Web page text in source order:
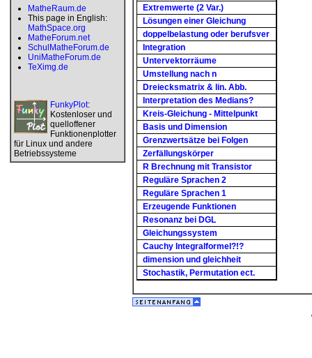
MatheRaum.de
This page in English:
MathSpace.org
MatheForum.net
SchulMatheForum.de
UniMatheForum.de
TeXimg.de
FunkyPlot:
Kostenloser und
quelloffener
Funktionenplotter
für Linux und andere
Betriebssysteme
Extremwerte (2 Var.)
Lösungen einer Gleichung
doppelbelastung oder berufsver
Integration
Untervektorräume
Umstellung nach n
Dreiecksmatrix & lin. Abb.
Interpretation des Medians?
Kreis-Gleichung - Mittelpunkt
Basis und Dimension
Grenzwertsätze bei Folgen
Zerfällungskörper
R Brechnung mit Transistor
Reguläre Sprachen 2
Reguläre Sprachen 1
Erzeugende Funktionen
Resonanz bei DGL
Gleichungssystem
Cauchy Integralformel?!?
dimension und gleichheit
Stochastik, Permutation ect.